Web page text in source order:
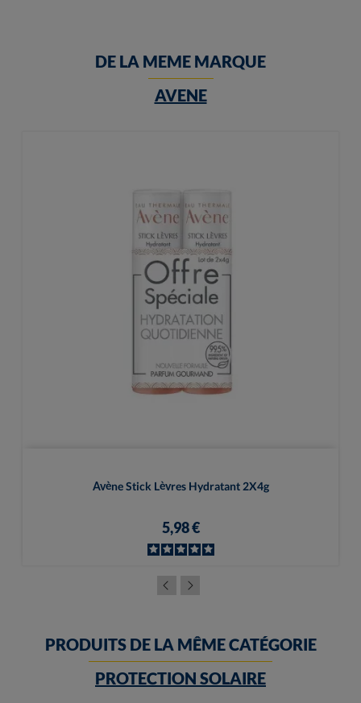
DE LA MEME MARQUE
AVENE
Avène Stick Lèvres Hydratant 2X4g
5,98 €
PRODUITS DE LA MÊME CATÉGORIE
PROTECTION SOLAIRE